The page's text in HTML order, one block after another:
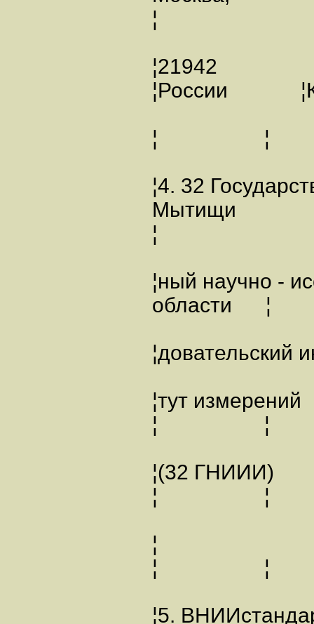
¦
¦21942
¦
¦4. 32
Мытищи
¦
¦ный научно -
области ¦
¦тут
¦
¦(32
¦
¦
¦
¦5.